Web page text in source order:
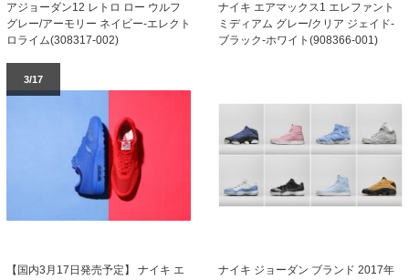
アジョーダン12 レトロ ロー ウルフ
グレー/アーモリー ネイビー-エレクト
ロライム(308317-002)
ナイキ エアマックス1 エレファント
ミディアム グレー/クリア ジェイド-
ブラック-ホワイト(908366-001)
3/17
【国内3月17日発売予定】 ナイキ エ
ナイキ ジョーダン ブランド 2017年